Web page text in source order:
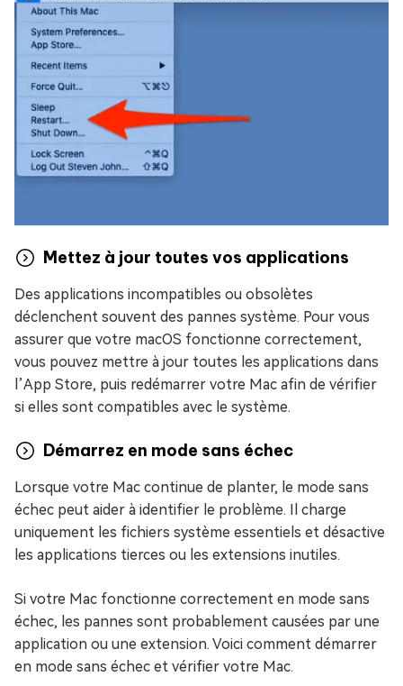
Mettez à jour toutes vos applications
Des applications incompatibles ou obsolètes
déclenchent souvent des pannes système. Pour vous
assurer que votre macOS fonctionne correctement,
vous pouvez mettre à jour toutes les applications dans
l’App Store, puis redémarrer votre Mac afin de vérifier
si elles sont compatibles avec le système.
Démarrez en mode sans échec
Lorsque votre Mac continue de planter, le mode sans
échec peut aider à identifier le problème. Il charge
uniquement les fichiers système essentiels et désactive
les applications tierces ou les extensions inutiles.
Si votre Mac fonctionne correctement en mode sans
échec, les pannes sont probablement causées par une
application ou une extension. Voici comment démarrer
en mode sans échec et vérifier votre Mac.